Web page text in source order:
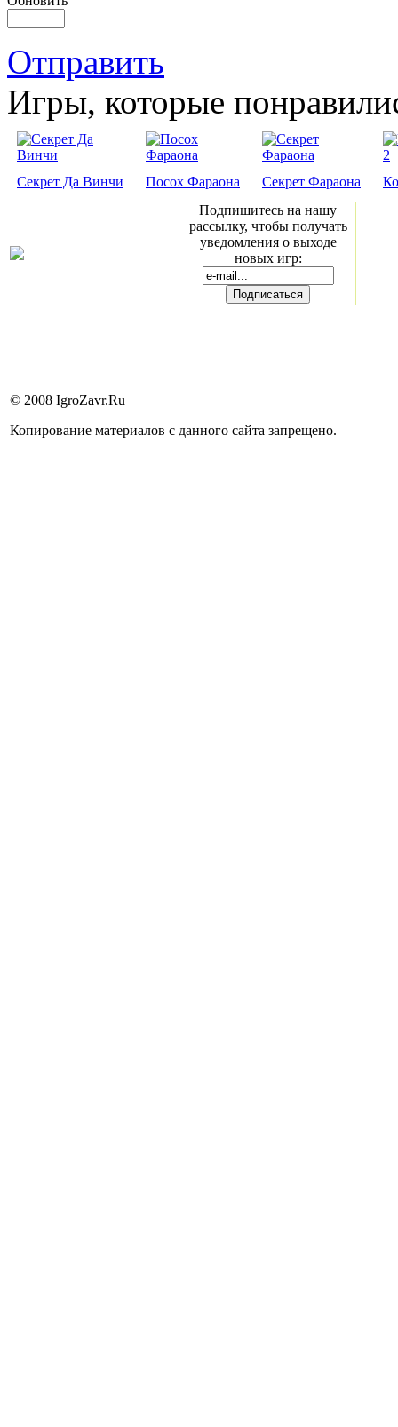
Отправить
Игры, которые
Секрет Да Винчи Посох Фараона Секрет Фараона
Подпишитесь на нашу
рассылку, чтобы получать
уведомления о выходе
новых игр:
© 2008 IgroZavr.Ru
Копирование материалов с данного сайта запрещено.